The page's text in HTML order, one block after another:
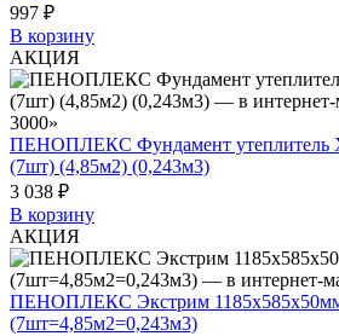
997 ₽
В корзину
АКЦИЯ
ПЕНОПЛЕКС Фундамент утеплитель
(7шт) (4,85м2) (0,243м3)
3 038 ₽
В корзину
АКЦИЯ
ПЕНОПЛЕКС Экстрим
(7шт=4,85м2=0,243м3)